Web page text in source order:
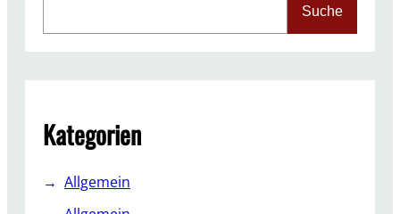
c
Suche
Kategorien
Allgemein